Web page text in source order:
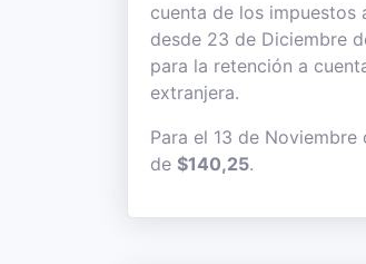
cuenta de los impuestos
desde 23 de Diciembre
para la retención a
extranjera.
Para el 13 de
de $140,25.